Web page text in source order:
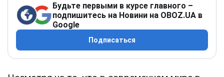
Будьте первыми в курсе главного –
подпишитесь на Новини на OBOZ.UA в
Google
Подписаться